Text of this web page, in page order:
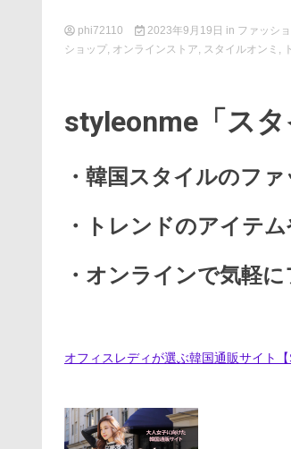
phi72110 2023年9月19日 in ファッシ
ショップ, オンラインストア, スタイルオンミ ,
styleonme「ス
・韓国スタイルのフ
・トレンドのアイテ
・オンラインで気軽
オフィスレディが選ぶ韓国通販サイト【